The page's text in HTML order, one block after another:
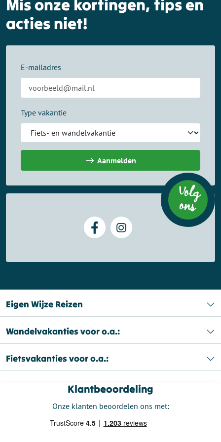
Mis onze kortingen, tips en
acties niet!
E-mailadres
Type vakantie
Aanmelden
Volg
on
s
Eigen Wijze Reizen
Wandelvakanties voor o.a.:
Fietsvakanties voor o.a.:
Klantbeoordeling
Onze klanten beoordelen ons met: